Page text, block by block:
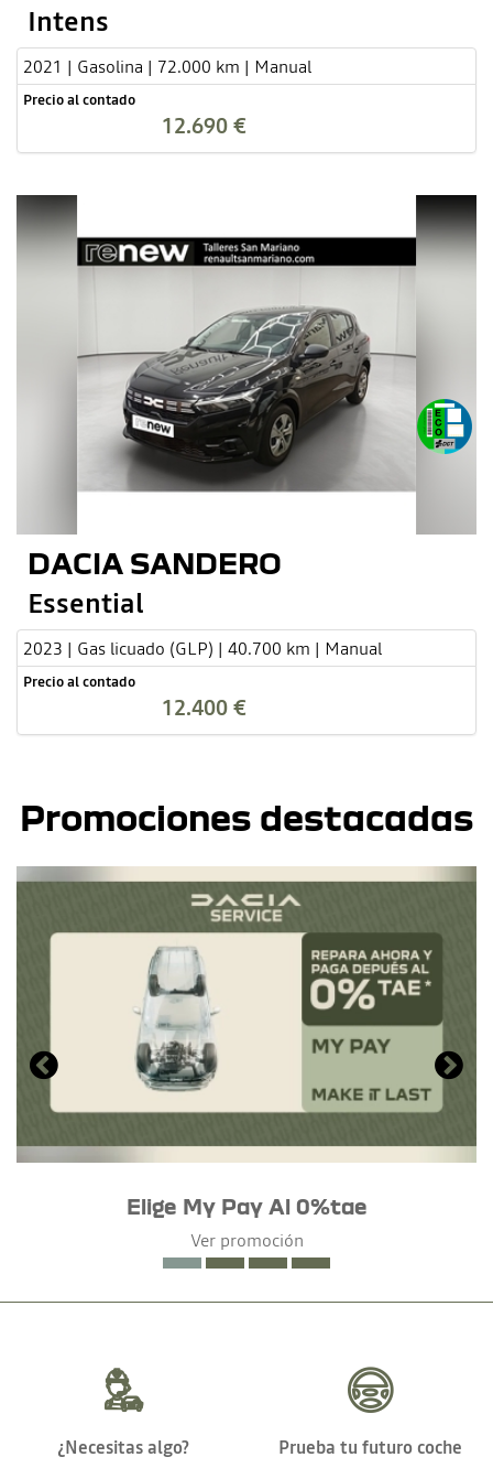
Intens
2021 | Gasolina | 72.000 km | Manual
Precio al contado
12.690 €
DACIA SANDERO
Essential
2023 | Gas licuado (GLP) | 40.700 km | Manual
Precio al contado
12.400 €
Promociones destacadas
Elige My Pay Al 0%tae
Ver promoción
¿Necesitas algo?
Prueba tu futuro coche